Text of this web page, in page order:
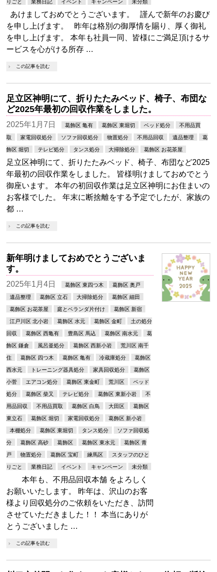
りごと 業務日記 イベント キャンペーン 未分類
あけましておめでとうございます。 謹んで新年のお慶び
を申し上げます。 昨年は格別の御厚情を賜り、厚く御礼
を申し上げます。 本年も社員一同、皆様にご満足頂けるサ
ービスを心がける所存 …
この記事を読む
足立区神明にて、折りたたみベッド、椅子、布団な
ど2025年最初の回収作業をしました。
2025年1月7日 葛飾区 亀有 葛飾区 東堀切 ベッド処分 不用品買
取 家電回収処分 ソファ回収処分 物置処分 不用品回収 遺品整理 葛
飾区 堀切 テレビ処分 タンス処分 大掃除処分 葛飾区 お花茶屋
足立区神明にて、折りたたみベッド、椅子、布団など2025
年最初の回収作業をしました。 皆様明けましておめでとう
御座います。 本年の初回収作業は足立区神明にお住まいの
お客様でした。 年末に断捨離をする予定でしたが、家族の
都 …
この記事を読む
新年明けましておめでとうございま
す。
2025年1月4日 葛飾区 東四つ木 葛飾区 奥戸
遺品整理 葛飾区 立石 大掃除処分 葛飾区 細田
葛飾区 お花茶屋 庭とベランダ片付け 葛飾区 新宿
江戸川区 北小岩 葛飾区 水元 葛飾区 金町 土の処分
回収 葛飾区 西亀有 豊島区 馬込 葛飾区 南水元 葛
飾区 鎌倉 風呂釜処分 葛飾区 西新小岩 荒川区 南千
住 葛飾区 四つ木 葛飾区 亀有 冷蔵庫処分 葛飾区
西水元 トレーニング器具処分 家具回収処分 葛飾区
小菅 エアコン処分 葛飾区 東金町 荒川区 ベッド
処分 葛飾区 柴又 テレビ処分 葛飾区 東新小岩 不
用品回収 不用品買取 葛飾区 白鳥 大田区 葛飾区
東立石 葛飾区 堀切 家電回収処分 葛飾区 新小岩
本棚処分 葛飾区 東堀切 タンス処分 ソファ回収処
分 葛飾区 高砂 葛飾区 葛飾区 東水元 葛飾区 青
戸 物置処分 葛飾区 宝町 練馬区 スタッフのひと
りごと 業務日記 イベント キャンペーン 未分類
本年も、不用品回収本舗 をよろしく
お願いいたします。 昨年は、沢山のお客
様より回収処分のご依頼をいただき、訪問
させていただきました！！ 本当にありが
とうございました …
この記事を読む